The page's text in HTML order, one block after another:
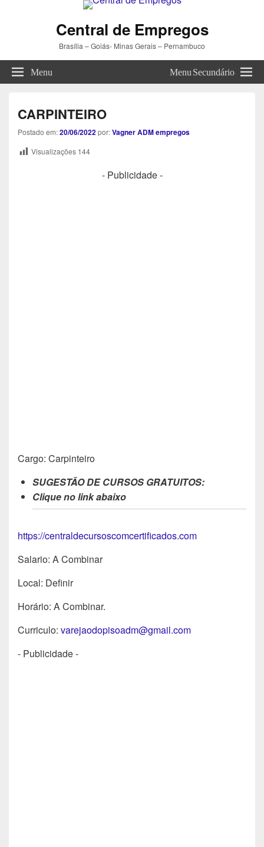
Central de Empregos
Brasília – Goiás- Minas Gerais – Pernambuco
Menu Menu Secundário
CARPINTEIRO
Postado em:20/06/2022por:Vagner ADM empregos
Visualizações 144
- Publicidade -
Cargo: Carpinteiro
SUGESTÃO DE CURSOS GRATUITOS:
Clique no link abaixo
https://centraldecursoscomcertificados.com
Salario: A Combinar
Local: Definir
Horário: A Combinar.
Curriculo: varejaodopisoadm@gmail.com
- Publicidade -